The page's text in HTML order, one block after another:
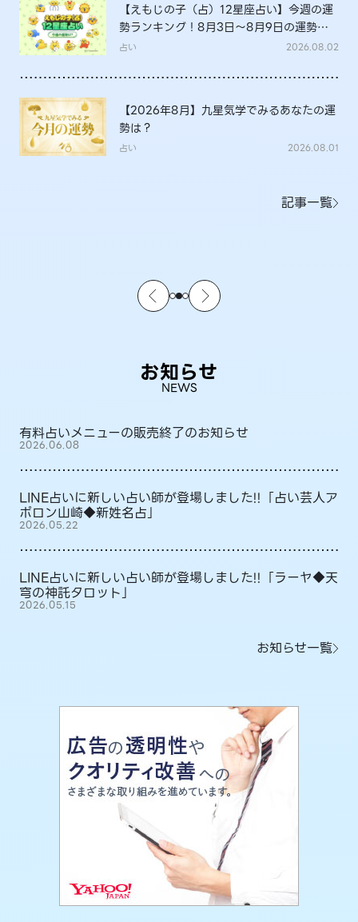
【えもじの子（占）12星座占い】今週の運
勢ランキング！8月3日～8月9日の運勢
は？
占い 2026.08.02
【2026年8月】九星気学でみるあなたの運
勢は？
占い 2026.08.01
記事一覧
お知らせ
NEWS
有料占いメニューの販売終了のお知らせ
2026.06.08
LINE占いに新しい占い師が登場しました!!「占い芸人ア
ポロン山崎◆新姓名占」
2026.05.22
LINE占いに新しい占い師が登場しました!!「ラーヤ◆天
穹の神託タロット」
2026.05.15
お知らせ一覧